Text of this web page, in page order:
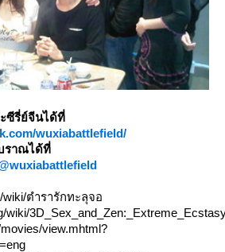
ซีรี่ย์จีนได้ที่
wuxiabattlefield/
ราณได้ที่
wiki/ตำรารักทะลุจอ
wiki/
view.mhtml?